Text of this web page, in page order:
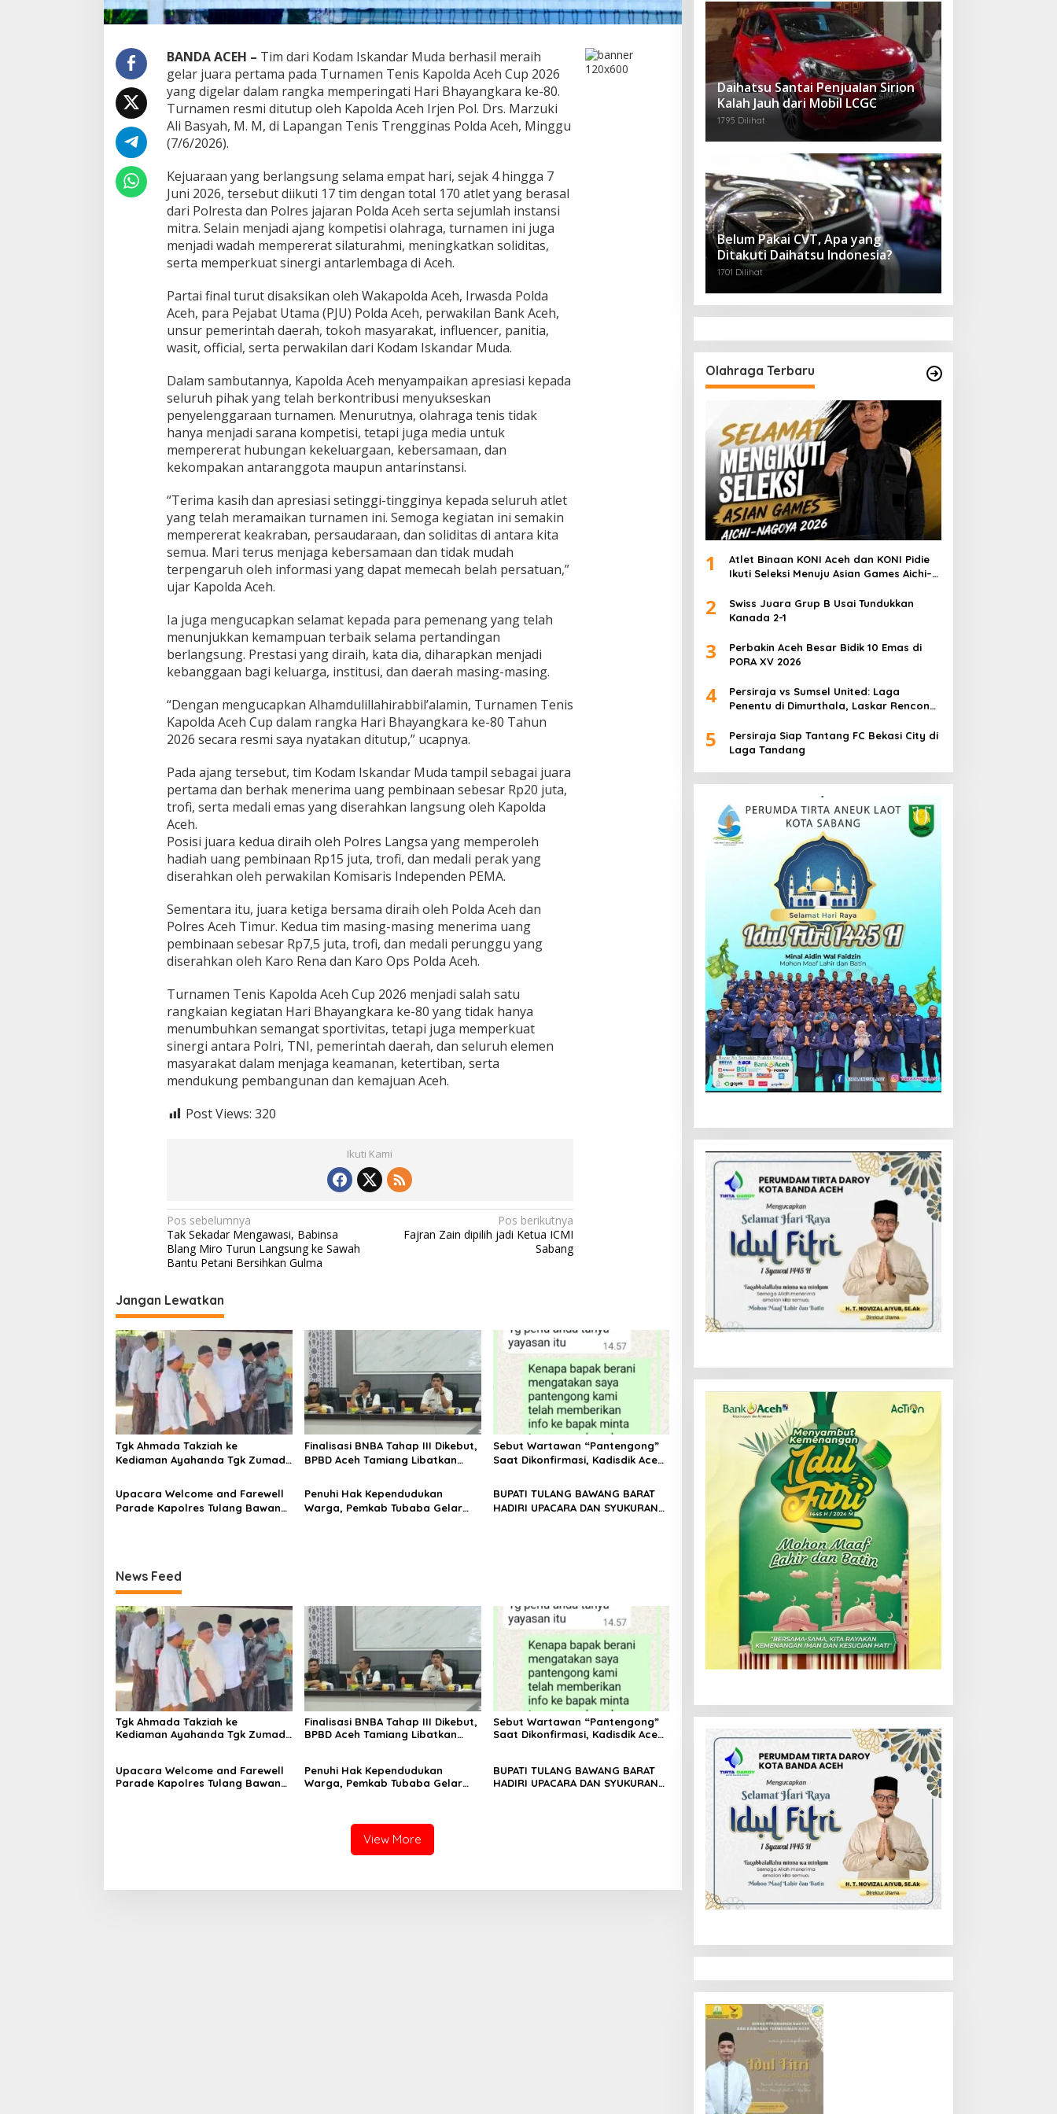
m
e
T
e
n
i
s
K
a
l
d
a
A
c
e
h
u
p
0
2
BANDA ACEH – Tim dari Kodam Iskandar Muda berhasil meraih
gelar juara pertama pada Turnamen Tenis Kapolda Aceh Cup 2026
yang digelar dalam rangka memperingati Hari Bhayangkara ke-80.
Turnamen resmi ditutup oleh Kapolda Aceh Irjen Pol. Drs. Marzuki
Ali Basyah, M. M, di Lapangan Tenis Trengginas Polda Aceh, Minggu
(7/6/2026).
Kejuaraan yang berlangsung selama empat hari, sejak 4 hingga 7
Juni 2026, tersebut diikuti 17 tim dengan total 170 atlet yang berasal
dari Polresta dan Polres jajaran Polda Aceh serta sejumlah instansi
mitra. Selain menjadi ajang kompetisi olahraga, turnamen ini juga
menjadi wadah mempererat silaturahmi, meningkatkan soliditas,
serta memperkuat sinergi antarlembaga di Aceh.
Partai final turut disaksikan oleh Wakapolda Aceh, Irwasda Polda
Aceh, para Pejabat Utama (PJU) Polda Aceh, perwakilan Bank Aceh,
unsur pemerintah daerah, tokoh masyarakat, influencer, panitia,
wasit, official, serta perwakilan dari Kodam Iskandar Muda.
Dalam sambutannya, Kapolda Aceh menyampaikan apresiasi kepada
seluruh pihak yang telah berkontribusi menyukseskan
penyelenggaraan turnamen. Menurutnya, olahraga tenis tidak
hanya menjadi sarana kompetisi, tetapi juga media untuk
mempererat hubungan kekeluargaan, kebersamaan, dan
kekompakan antaranggota maupun antarinstansi.
“Terima kasih dan apresiasi setinggi-tingginya kepada seluruh atlet
yang telah meramaikan turnamen ini. Semoga kegiatan ini semakin
mempererat keakraban, persaudaraan, dan soliditas di antara kita
semua. Mari terus menjaga kebersamaan dan tidak mudah
terpengaruh oleh informasi yang dapat memecah belah persatuan,”
ujar Kapolda Aceh.
Ia juga mengucapkan selamat kepada para pemenang yang telah
menunjukkan kemampuan terbaik selama pertandingan
berlangsung. Prestasi yang diraih, kata dia, diharapkan menjadi
kebanggaan bagi keluarga, institusi, dan daerah masing-masing.
“Dengan mengucapkan Alhamdulillahirabbil’alamin, Turnamen Tenis
Kapolda Aceh Cup dalam rangka Hari Bhayangkara ke-80 Tahun
2026 secara resmi saya nyatakan ditutup,” ucapnya.
Pada ajang tersebut, tim Kodam Iskandar Muda tampil sebagai juara
pertama dan berhak menerima uang pembinaan sebesar Rp20 juta,
trofi, serta medali emas yang diserahkan langsung oleh Kapolda
Aceh.
Posisi juara kedua diraih oleh Polres Langsa yang memperoleh
hadiah uang pembinaan Rp15 juta, trofi, dan medali perak yang
diserahkan oleh perwakilan Komisaris Independen PEMA.
Sementara itu, juara ketiga bersama diraih oleh Polda Aceh dan
Polres Aceh Timur. Kedua tim masing-masing menerima uang
pembinaan sebesar Rp7,5 juta, trofi, dan medali perunggu yang
diserahkan oleh Karo Rena dan Karo Ops Polda Aceh.
Turnamen Tenis Kapolda Aceh Cup 2026 menjadi salah satu
rangkaian kegiatan Hari Bhayangkara ke-80 yang tidak hanya
menumbuhkan semangat sportivitas, tetapi juga memperkuat
sinergi antara Polri, TNI, pemerintah daerah, dan seluruh elemen
masyarakat dalam menjaga keamanan, ketertiban, serta
mendukung pembangunan dan kemajuan Aceh.
Post Views: 320
Ikuti Kami
N
a
v
i
g
a
s
i
p
o
s
Pos sebelumnya
Tak Sekadar Mengawasi, Babinsa
Blang Miro Turun Langsung ke Sawah
Bantu Petani Bersihkan Gulma
Pos berikutnya
Fajran Zain dipilih jadi Ketua ICMI
Sabang
Jangan Lewatkan
Tgk Ahmada Takziah ke
Kediaman Ayahanda Tgk Zumadi
Finalisasi BNBA Tahap III Dikebut,
BPBD Aceh Tamiang Libatkan
Stimulan Rumah
Sebut Wartawan “Pantengong”
Saat Dikonfirmasi, Kadisdik Aceh
DPR‑Provinsi, Gubernur dan
PLLDA Diminta Segera Bertindak
Upacara Welcome and Farewell
Parade Kapolres Tulang Bawang
Penuhi Hak Kependudukan
Warga, Pemkab Tubaba Gelar
BUPATI TULANG BAWANG BARAT
HADIRI UPACARA DAN SYUKURAN
News Feed
Tgk Ahmada Takziah ke
Kediaman Ayahanda Tgk Zumadi
Finalisasi BNBA Tahap III Dikebut,
BPBD Aceh Tamiang Libatkan
Sebut Wartawan “Pantengong”
Saat Dikonfirmasi, Kadisdik Aceh
PLLDA Diminta Segera Bertindak
Upacara Welcome and Farewell
Parade Kapolres Tulang Bawang
Penuhi Hak Kependudukan
Warga, Pemkab Tubaba Gelar
BUPATI TULANG BAWANG BARAT
HADIRI UPACARA DAN SYUKURAN
View More
Daihatsu Santai Penjualan Sirion
Kalah Jauh dari Mobil LCGC
1795 Dilihat
Belum Pakai CVT, Apa yang
Ditakuti Daihatsu Indonesia?
1701 Dilihat
Olahraga Terbaru
1
Atlet Binaan KONI Aceh dan KONI Pidie
Ikuti Seleksi Menuju Asian Games Aichi–
2
Swiss Juara Grup B Usai Tundukkan
Kanada 2-1
3
Perbakin Aceh Besar Bidik 10 Emas di
PORA XV 2026
4
Persiraja vs Sumsel United: Laga
Penentu di Dimurthala, Laskar Rencong
5
Persiraja Siap Tantang FC Bekasi City di
Laga Tandang